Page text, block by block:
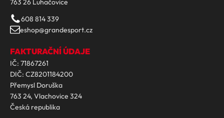
763 26 Luhačovice
608 814 339
eshop@grandesport.cz
FAKTURAČNÍ ÚDAJE
IČ: 71867261
DIČ: CZ8201184200
Přemysl Doruška
763 24, Vlachovice 324
Česká republika